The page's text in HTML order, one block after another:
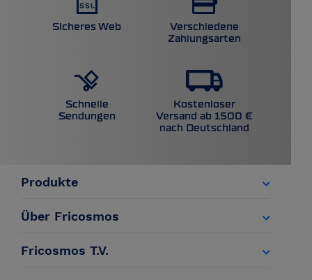
Sicheres Web
Verschiedene
Zahlungsarten
Schnelle
Sendungen
Kostenloser
Versand ab 1500 €
nach Deutschland
Produkte
Über Fricosmos
Fricosmos T.V.